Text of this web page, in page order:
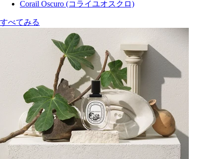
Corail Oscuro (コライユオスクロ)
すべてみる